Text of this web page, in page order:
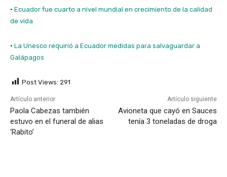
· Ecuador fue cuarto a nivel mundial en crecimiento de la calidad
de vida
· La Unesco requirió a Ecuador medidas para salvaguardar a
Galápagos
Post Views: 291
Artículo anterior
Paola Cabezas también
estuvo en el funeral de alias
‘Rabito’
Artículo siguiente
Avioneta que cayó en Sauces
tenía 3 toneladas de droga